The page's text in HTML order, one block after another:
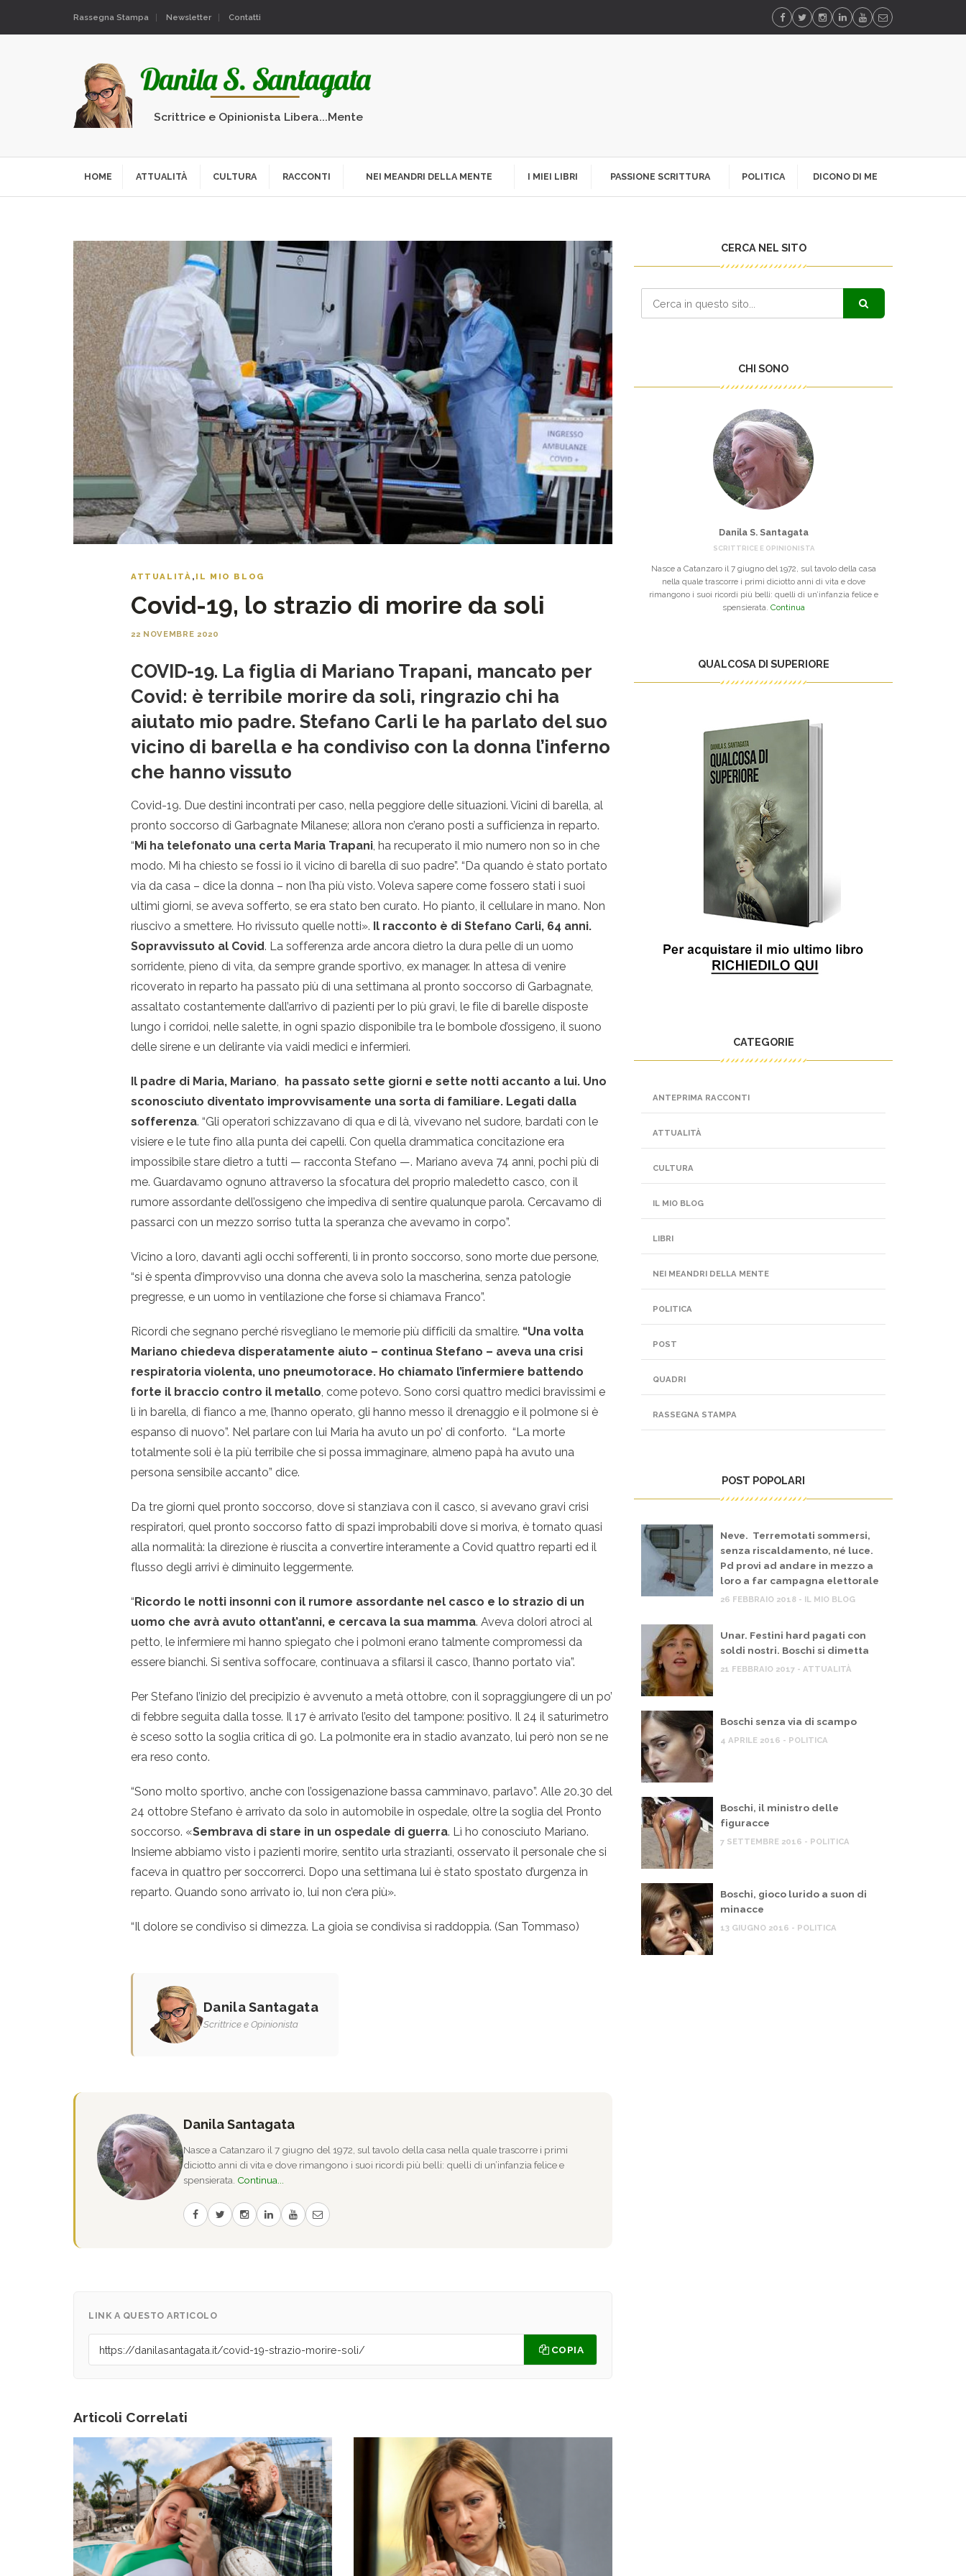
Rassegna Stampa Newsletter Contatti
Scrittrice e Opinionista Libera...Mente
HOME ATTUALITÀ CULTURA RACCONTI NEI MEANDRI DELLA MENTE I MIEI LIBRI PASSIONE SCRITTURA POLITICA DICONO DI ME
ATTUALITÀ , IL MIO BLOG
Covid-19, lo strazio di morire da soli
22 NOVEMBRE 2020
COVID-19. La figlia di Mariano Trapani, mancato per
Covid: è terribile morire da soli, ringrazio chi ha
aiutato mio padre. Stefano Carli le ha parlato del suo
vicino di barella e ha condiviso con la donna l’inferno
che hanno vissuto
Covid-19. Due destini incontrati per caso, nella peggiore delle situazioni. Vicini di barella, al
pronto soccorso di Garbagnate Milanese; allora non c’erano posti a sufficienza in reparto.
“Mi ha telefonato una certa Maria Trapani, ha recuperato il mio numero non so in che
modo. Mi ha chiesto se fossi io il vicino di barella di suo padre”. “Da quando è stato portato
via da casa – dice la donna – non l’ha più visto. Voleva sapere come fossero stati i suoi
ultimi giorni, se aveva sofferto, se era stato ben curato. Ho pianto, il cellulare in mano. Non
riuscivo a smettere. Ho rivissuto quelle notti». Il racconto è di Stefano Carli, 64 anni.
Sopravvissuto al Covid. La sofferenza arde ancora dietro la dura pelle di un uomo
sorridente, pieno di vita, da sempre grande sportivo, ex manager. In attesa di venire
ricoverato in reparto ha passato più di una settimana al pronto soccorso di Garbagnate,
assaltato costantemente dall’arrivo di pazienti per lo più gravi, le file di barelle disposte
lungo i corridoi, nelle salette, in ogni spazio disponibile tra le bombole d’ossigeno, il suono
delle sirene e un delirante via vaidi medici e infermieri.
Il padre di Maria, Mariano, ha passato sette giorni e sette notti accanto a lui. Uno
sconosciuto diventato improvvisamente una sorta di familiare. Legati dalla
sofferenza. “Gli operatori schizzavano di qua e di là, vivevano nel sudore, bardati con le
visiere e le tute fino alla punta dei capelli. Con quella drammatica concitazione era
impossibile stare dietro a tutti — racconta Stefano —. Mariano aveva 74 anni, pochi più di
me. Guardavamo ognuno attraverso la sfocatura del proprio maledetto casco, con il
rumore assordante dell’ossigeno che impediva di sentire qualunque parola. Cercavamo di
passarci con un mezzo sorriso tutta la speranza che avevamo in corpo”.
Vicino a loro, davanti agli occhi sofferenti, lì in pronto soccorso, sono morte due persone,
“si è spenta d’improvviso una donna che aveva solo la mascherina, senza patologie
pregresse, e un uomo in ventilazione che forse si chiamava Franco”.
Ricordi che segnano perché risvegliano le memorie più difficili da smaltire. “Una volta
Mariano chiedeva disperatamente aiuto – continua Stefano – aveva una crisi
respiratoria violenta, uno pneumotorace. Ho chiamato l’infermiere battendo
forte il braccio contro il metallo, come potevo. Sono corsi quattro medici bravissimi e
lì in barella, di fianco a me, l’hanno operato, gli hanno messo il drenaggio e il polmone si è
espanso di nuovo”. Nel parlare con lui Maria ha avuto un po’ di conforto. “La morte
totalmente soli è la più terribile che si possa immaginare, almeno papà ha avuto una
persona sensibile accanto” dice.
Da tre giorni quel pronto soccorso, dove si stanziava con il casco, si avevano gravi crisi
respiratori, quel pronto soccorso fatto di spazi improbabili dove si moriva, è tornato quasi
alla normalità: la direzione è riuscita a convertire interamente a Covid quattro reparti ed il
flusso degli arrivi è diminuito leggermente.
“Ricordo le notti insonni con il rumore assordante nel casco e lo strazio di un
uomo che avrà avuto ottant’anni, e cercava la sua mamma. Aveva dolori atroci al
petto, le infermiere mi hanno spiegato che i polmoni erano talmente compromessi da
essere bianchi. Si sentiva soffocare, continuava a sfilarsi il casco, l’hanno portato via”.
Per Stefano l’inizio del precipizio è avvenuto a metà ottobre, con il sopraggiungere di un po’
di febbre seguita dalla tosse. Il 17 è arrivato l’esito del tampone: positivo. Il 24 il saturimetro
è sceso sotto la soglia critica di 90. La polmonite era in stadio avanzato, lui però non se ne
era reso conto.
“Sono molto sportivo, anche con l’ossigenazione bassa camminavo, parlavo”. Alle 20.30 del
24 ottobre Stefano è arrivato da solo in automobile in ospedale, oltre la soglia del Pronto
soccorso. «Sembrava di stare in un ospedale di guerra. Lì ho conosciuto Mariano.
Insieme abbiamo visto i pazienti morire, sentito urla strazianti, osservato il personale che si
faceva in quattro per soccorrerci. Dopo una settimana lui è stato spostato d’urgenza in
reparto. Quando sono arrivato io, lui non c’era più».
“Il dolore se condiviso si dimezza. La gioia se condivisa si raddoppia. (San Tommaso)
Danila Santagata
Scrittrice e Opinionista
Danila Santagata
Nasce a Catanzaro il 7 giugno del 1972, sul tavolo della casa nella quale trascorre i primi
diciotto anni di vita e dove rimangono i suoi ricordi più belli: quelli di un’infanzia felice e
spensierata. Continua...
LINK A QUESTO ARTICOLO
COPIA
Articoli Correlati
CERCA NEL SITO
CHI SONO
Danila S. Santagata
SCRITTRICE E OPINIONISTA
Nasce a Catanzaro il 7 giugno del 1972, sul tavolo della casa
nella quale trascorre i primi diciotto anni di vita e dove
rimangono i suoi ricordi più belli: quelli di un’infanzia felice e
spensierata. Continua
QUALCOSA DI SUPERIORE
CATEGORIE
ANTEPRIMA RACCONTI
ATTUALITÀ
CULTURA
IL MIO BLOG
LIBRI
NEI MEANDRI DELLA MENTE
POLITICA
POST
QUADRI
RASSEGNA STAMPA
POST POPOLARI
Neve. Terremotati sommersi,
senza riscaldamento, né luce.
Pd provi ad andare in mezzo a
loro a far campagna elettorale
26 FEBBRAIO 2018 - IL MIO BLOG
Unar. Festini hard pagati con
soldi nostri. Boschi si dimetta
21 FEBBRAIO 2017 - ATTUALITÀ
Boschi senza via di scampo
4 APRILE 2016 - POLITICA
Boschi, il ministro delle
figuracce
7 SETTEMBRE 2016 - POLITICA
Boschi, gioco lurido a suon di
minacce
13 GIUGNO 2016 - POLITICA